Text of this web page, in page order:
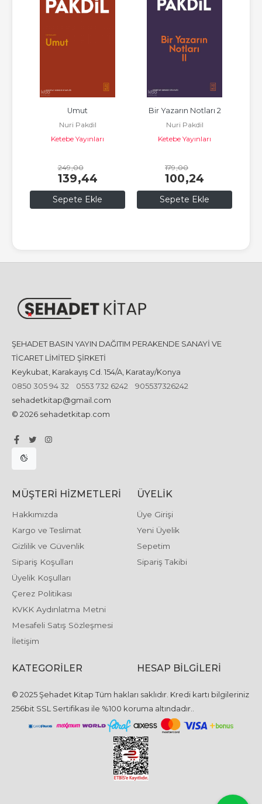
Sepete Ekle
Umut
Nuri Pakdil
Ketebe Yayınları
249,00
139,44
Sepete Ekle
Bir Yazarın Notları 2
Nuri Pakdil
Ketebe Yayınları
179,00
100,24
ŞEHADET BASIN YAYIN DAĞITIM PERAKENDE SANAYİ VE
TİCARET LİMİTED ŞİRKETİ
Keykubat, Karakayış Cd. 154/A, Karatay/Konya
0850 305 94 32
0553 732 6242
905537326242
sehadetkitap@gmail.com
© 2026 sehadetkitap.com
MÜŞTERI HIZMETLERI
Hakkımızda
Kargo ve Teslimat
Gizlilik ve Güvenlik
Sipariş Koşulları
Üyelik Koşulları
Çerez Politikası
KVKK Aydınlatma Metni
Mesafeli Satış Sözleşmesi
İletişim
ÜYELIK
Üye Girişi
Yeni Üyelik
Sepetim
Sipariş Takibi
KATEGORILER HESAP BILGILERI
© 2025 Şehadet Kitap Tüm hakları saklıdır. Kredi kartı bilgileriniz
256bit SSL Sertifikası ile %100 koruma altındadır..